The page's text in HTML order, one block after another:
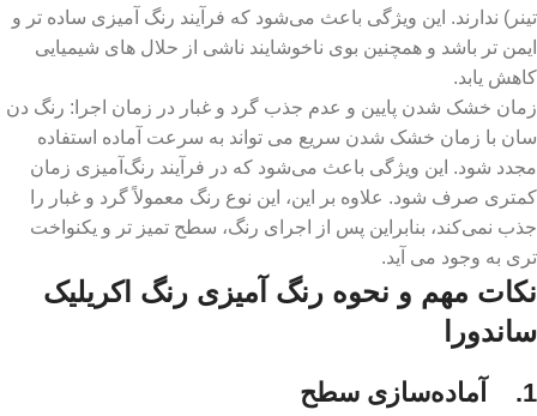
تینر) ندارند. این ویژگی باعث می‌شود که فرآیند رنگ‌ آمیزی ساده‌ تر و
ایمن ‌تر باشد و همچنین بوی ناخوشایند ناشی از حلال‌ های شیمیایی
کاهش یابد.
زمان خشک شدن پایین و عدم جذب گرد و غبار در زمان اجرا: رنگ‌ دن
سان با زمان خشک شدن سریع می ‌تواند به سرعت آماده استفاده
مجدد شود. این ویژگی باعث می‌شود که در فرآیند رنگ‌آمیزی زمان
کمتری صرف شود. علاوه بر این، این نوع رنگ معمولاً گرد و غبار را
جذب نمی‌کند، بنابراین پس از اجرای رنگ، سطح تمیز تر و یکنواخت
‌تری به وجود می ‌آید.
نکات مهم و نحوه رنگ آمیزی رنگ اکریلیک
ساندورا
1. آماده‌سازی سطح